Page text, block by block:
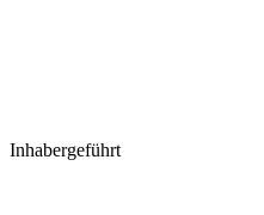
Inhabergeführt